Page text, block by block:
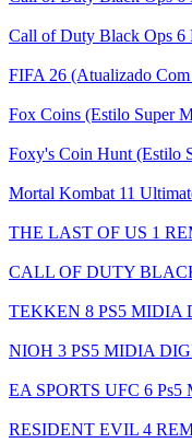
Call of Duty Black Ops 6
FIFA 26 (Atualizado
Fox Coins (Estilo Super
Foxy's Coin Hunt (Estilo
Mortal Kombat 11
THE LAST OF US 1
CALL OF DUTY
TEKKEN 8 PS5 MIDIA
NIOH 3 PS5 MIDIA
EA SPORTS UFC 6 Ps5
RESIDENT EVIL 4